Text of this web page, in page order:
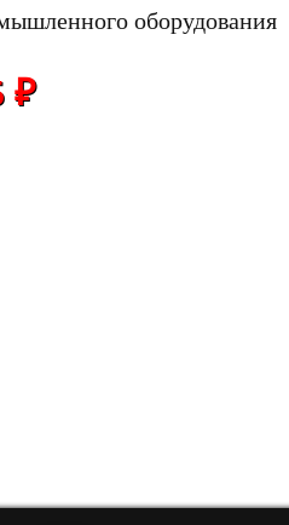
оборудования
₽